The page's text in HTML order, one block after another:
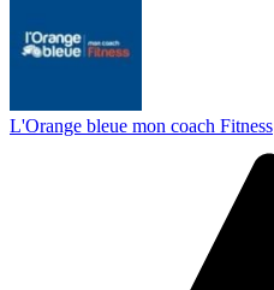
L'Orange bleue mon coach Fitness